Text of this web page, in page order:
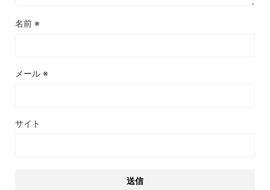
名前 ※
メール ※
サイト